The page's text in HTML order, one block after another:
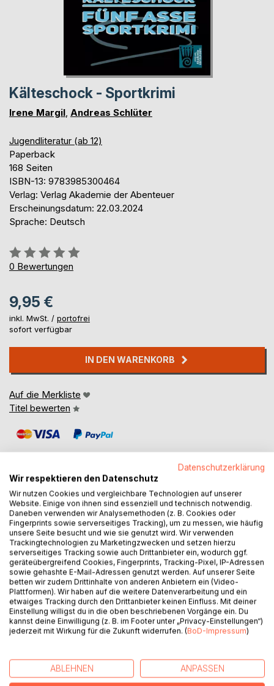
Kälteschock - Sportkrimi
Irene Margil, Andreas Schlüter
Jugendliteratur (ab 12)
Paperback
168 Seiten
ISBN-13: 9783985300464
Verlag: Verlag Akademie der Abenteuer
Erscheinungsdatum: 22.03.2024
Sprache: Deutsch
Bewertung::
0%
0 Bewertungen
9,95 €
inkl. MwSt. / portofrei
sofort verfügbar
IN DEN WARENKORB
Auf die Merkliste
Titel bewerten
BESCHREIBUNG
Eishockey ist Michaels neue Leidenschaft. In
der Eishalle ereignen sich seltsame Dinge. Ein
fremder Junge und eine Katze tauchen dort in
den Katakomben auf. Was machen sie dort?
AUTOR/IN
REZENSIONEN
Datenschutzerklärung
Wir respektieren den Datenschutz
Wir nutzen Cookies und vergleichbare Technologien auf unserer
Website. Einige von ihnen sind essenziell und technisch notwendig.
Daneben verwenden wir Analysemethoden (z. B. Cookies oder
Fingerprints sowie serverseitiges Tracking), um zu messen, wie häufig
unsere Seite besucht und wie sie genutzt wird. Wir verwenden
Trackingtechnologien zu Marketingzwecken und setzen hierzu
serverseitiges Tracking sowie auch Drittanbieter ein, wodurch ggf.
geräteübergreifend Cookies, Fingerprints, Tracking-Pixel, IP-Adressen
sowie gehashte E-Mail-Adressen genutzt werden. Auf unserer Seite
betten wir zudem Drittinhalte von anderen Anbietern ein (Video-
Plattformen). Wir haben auf die weitere Datenverarbeitung und ein
etwaiges Tracking durch den Drittanbieter keinen Einfluss. Mit deiner
Einstellung willigst du in die oben beschriebenen Vorgänge ein. Du
kannst deine Einwilligung (z. B. im Footer unter „Privacy-Einstellungen“)
jederzeit mit Wirkung für die Zukunft widerrufen. (BoD-Impressum)
ABLEHNEN ANPASSEN